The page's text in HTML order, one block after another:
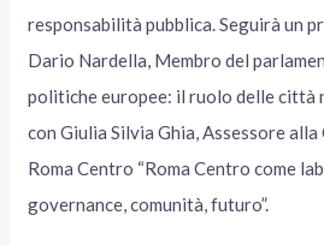
responsabilità pubblica. Seguirà un
Dario Nardella, Membro del
politiche europee: il ruolo delle città
con Giulia Silvia Ghia, Assessore
Roma Centro “Roma Centro come
governance, comunità, futuro”.